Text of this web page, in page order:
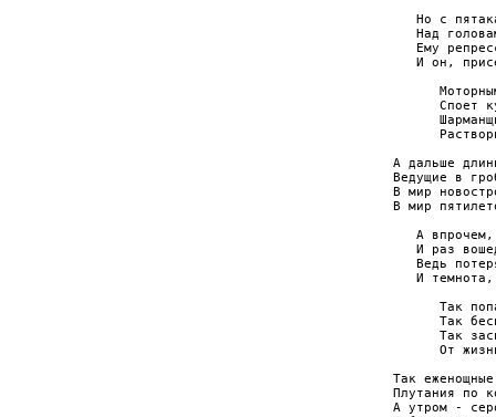
Но с
Над
Ему
И он,
Споет
А дальше
Ведущие в
В мир
В мир
А
И раз
Ведь
И
Так
Так
Так
От
Так
Плутания по
А утром -